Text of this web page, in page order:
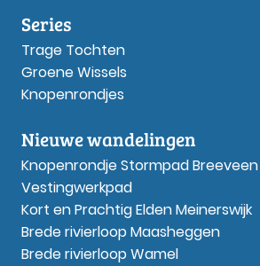
Series
Trage Tochten
Groene Wissels
Knopenrondjes
Nieuwe wandelingen
Knopenrondje Stormpad Breeveen
Vestingwerkpad
Kort en Prachtig Elden Meinerswijk
Brede rivierloop Maasheggen
Brede rivierloop Wamel